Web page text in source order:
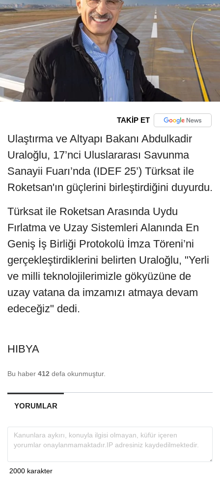
TAKİP ET
Ulaştırma ve Altyapı Bakanı Abdulkadir
Uraloğlu, 17’nci Uluslararası Savunma
Sanayii Fuarı’nda (IDEF 25’) Türksat ile
Roketsan'ın güçlerini birleştirdiğini duyurdu.
Türksat ile Roketsan Arasında Uydu
Fırlatma ve Uzay Sistemleri Alanında En
Geniş İş Birliği Protokolü İmza Töreni’ni
gerçekleştirdiklerini belirten Uraloğlu, "Yerli
ve milli teknolojilerimizle gökyüzüne de
uzay vatana da imzamızı atmaya devam
edeceğiz" dedi.
HIBYA
Bu haber 412 defa okunmuştur.
YORUMLAR